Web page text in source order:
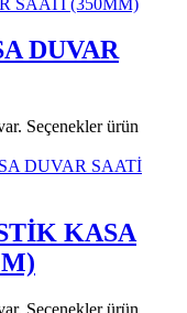
DUVAR
Seçenekler ürün
KASA